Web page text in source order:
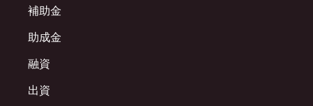
補助金
助成金
融資
出資